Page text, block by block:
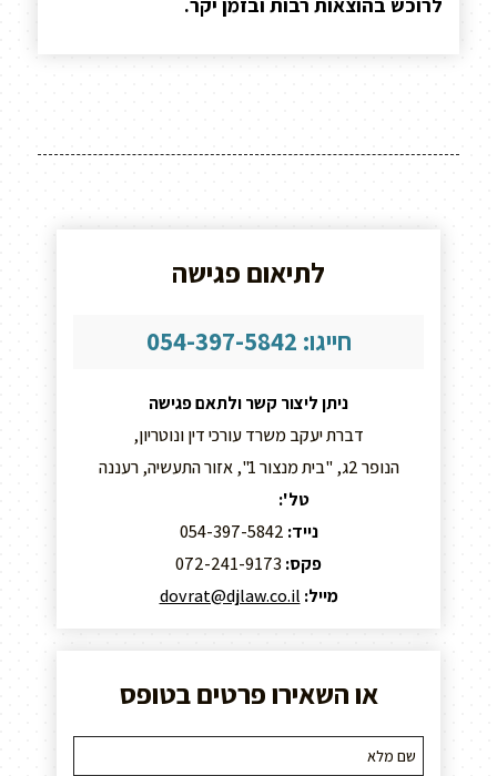
לתיאום פגישה
חייגו: 054-397-5842
ניתן ליצור קשר ולתאם פגישה
דברת יעקב משרד עורכי דין ונוטריון,
הנופר 2ג, "בית מנצור 1", אזור התעשיה, רעננה
טל':
נייד:
פקס:
מייל: dovrat@djlaw.co.il
או השאירו פרטים בטופס